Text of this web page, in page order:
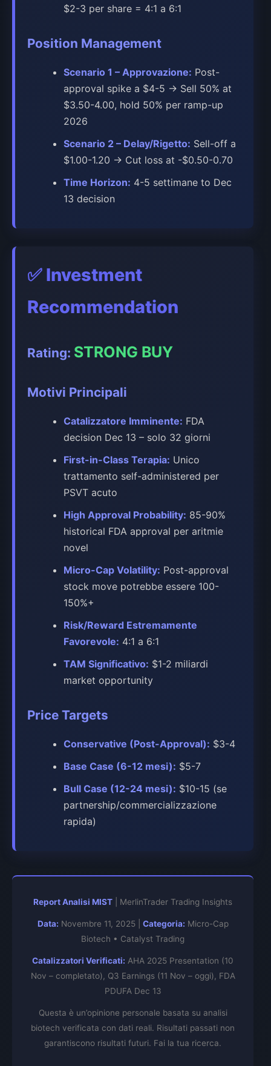
$2-3 per share = 4:1 a 6:1
Position Management
Scenario 1 – Approvazione: Post-
approval spike a $4-5 → Sell 50% at
$3.50-4.00, hold 50% per ramp-up
2026
Scenario 2 – Delay/Rigetto: Sell-off a
$1.00-1.20 → Cut loss at -$0.50-0.70
Time Horizon: 4-5 settimane to Dec
13 decision
✅ Investment
Recommendation
Rating: STRONG BUY
Motivi Principali
Catalizzatore Imminente: FDA
decision Dec 13 – solo 32 giorni
First-in-Class Terapia: Unico
trattamento self-administered per
PSVT acuto
High Approval Probability: 85-90%
historical FDA approval per aritmie
novel
Micro-Cap Volatility: Post-approval
stock move potrebbe essere 100-
150%+
Risk/Reward Estremamente
Favorevole: 4:1 a 6:1
TAM Significativo: $1-2 miliardi
market opportunity
Price Targets
Conservative (Post-Approval): $3-4
Base Case (6-12 mesi): $5-7
Bull Case (12-24 mesi): $10-15 (se
partnership/commercializzazione
rapida)
Report Analisi MIST | MerlinTrader Trading Insights
Data: Novembre 11, 2025 | Categoria: Micro-Cap
Biotech • Catalyst Trading
Catalizzatori Verificati: AHA 2025 Presentation (10
Nov – completato), Q3 Earnings (11 Nov – oggi), FDA
PDUFA Dec 13
Questa è un’opinione personale basata su analisi
biotech verificata con dati reali. Risultati passati non
garantiscono risultati futuri. Fai la tua ricerca.